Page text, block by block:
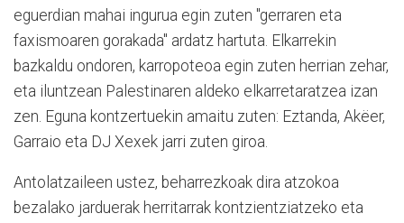
eguerdian mahai ingurua egin zuten "gerraren eta
faxismoaren gorakada" ardatz hartuta. Elkarrekin
bazkaldu ondoren, karropoteoa egin zuten herrian zehar,
eta iluntzean Palestinaren aldeko elkarretaratzea izan
zen. Eguna kontzertuekin amaitu zuten: Eztanda, Akëer,
Garraio eta DJ Xexek jarri zuten giroa.
Antolatzaileen ustez, beharrezkoak dira atzokoa
bezalako jarduerak herritarrak kontzientziatzeko eta